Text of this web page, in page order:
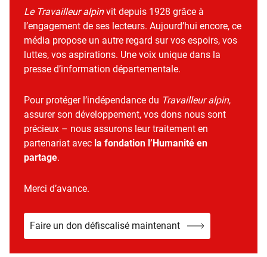
Le Travailleur alpinvit depuis 1928 grâce à
l’engagement de ses lecteurs. Aujourd’hui encore, ce
média propose un autre regard sur vos espoirs, vos
luttes, vos aspirations. Une voix unique dans la
presse d’information départementale.
Pour protéger l’indépendance du Travailleur alpin,
assurer son développement, vos dons nous sont
précieux – nous assurons leur traitement en
partenariat avec la fondation l’Humanité en
partage.
Merci d’avance.
Faire un don défiscalisé maintenant